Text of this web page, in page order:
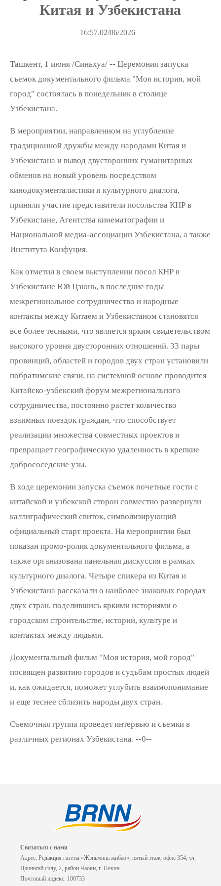
Китая и Узбекистана
16:57.02/06/2026
Ташкент, 1 июня /Синьхуа/ -- Церемония запуска
съемок документального фильма "Моя история, мой
город" состоялась в понедельник в столице
Узбекистана.
В мероприятии, направленном на углубление
традиционной дружбы между народами Китая и
Узбекистана и вывод двусторонних гуманитарных
обменов на новый уровень посредством
кинодокументалистики и культурного диалога,
приняли участие представители посольства КНР в
Узбекистане, Агентства кинематографии и
Национальной медиа-ассоциации Узбекистана, а также
Института Конфуция.
Как отметил в своем выступлении посол КНР в
Узбекистане Юй Цзюнь, в последние годы
межрегиональное сотрудничество и народные
контакты между Китаем и Узбекистаном становятся
все более тесными, что является ярким свидетельством
высокого уровня двусторонних отношений. 33 пары
провинций, областей и городов двух стран установили
побратимские связи, на системной основе проводится
Китайско-узбекский форум межрегионального
сотрудничества, постоянно растет количество
взаимных поездок граждан, что способствует
реализации множества совместных проектов и
превращает географическую удаленность в крепкие
добрососедские узы.
В ходе церемонии запуска съемок почетные гости с
китайской и узбекской сторон совместно развернули
каллиграфический свиток, символизирующий
официальный старт проекта. На мероприятии был
показан промо-ролик документального фильма, а
также организована панельная дискуссия в рамках
культурного диалога. Четыре спикера из Китая и
Узбекистана рассказали о наиболее знаковых городах
двух стран, поделившись яркими историями о
городском строительстве, истории, культуре и
контактах между людьми.
Документальный фильм "Моя история, мой город"
посвящен развитию городов и судьбам простых людей
и, как ожидается, поможет углубить взаимопонимание
и еще теснее сблизить народы двух стран.
Съемочная группа проведет интервью и съемки в
различных регионах Узбекистана. --0--
Связаться с нами
Адрес: Редакция газеты «Жэньминь жибао», пятый этаж, офис 354, ул.
Цзиньтай силу, 2, район Чаоян, г. Пекин
Почтовый индекс: 100733